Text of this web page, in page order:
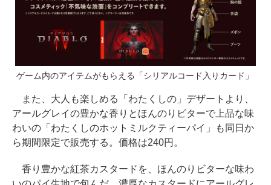
ゲーム内のアイテムがもらえる「シリアルコード入りカード」
また、大人も楽しめる「わたくしの」デザートより、
アールグレイの豊かな香りとほんのりビターで上品な味
わいの「わたくしのホットミルクティーパイ」も同日か
ら期間限定で販売する。価格は240円。
香り豊かな紅茶カスタードを、ほんのりビターな味わ